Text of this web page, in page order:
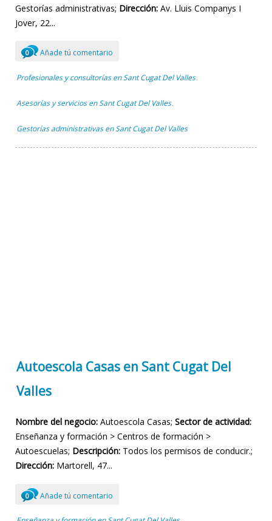
Gestorías administrativas; Dirección: Av. Lluis Companys I
Jover, 22...
0 Añade tú comentario
Profesionales y consultorías en Sant Cugat Del Valles ,
Asesorías y servicios en Sant Cugat Del Valles ,
Gestorías administrativas en Sant Cugat Del Valles
Autoescola Casas en Sant Cugat Del
Valles
Nombre del negocio: Autoescola Casas; Sector de actividad:
Enseñanza y formación > Centros de formación >
Autoescuelas; Descripción: Todos los permisos de conducir.;
Dirección: Martorell, 47...
0 Añade tú comentario